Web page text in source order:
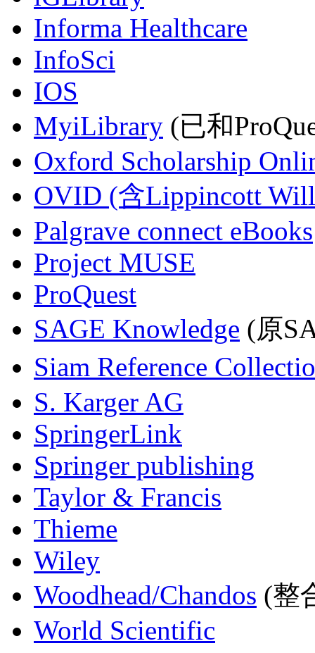
Informa Healthcare
InfoSci
IOS
MyiLibrary (已和
Oxford Scholarship
OVID (含Lippincott
Palgrave connect eBooks
Project MUSE
ProQuest
SAGE Knowledge (原
Siam Reference
S. Karger AG
SpringerLink
Springer publishing
Taylor & Francis
Thieme
Wiley
Woodhead/Chandos (整
World Scientific